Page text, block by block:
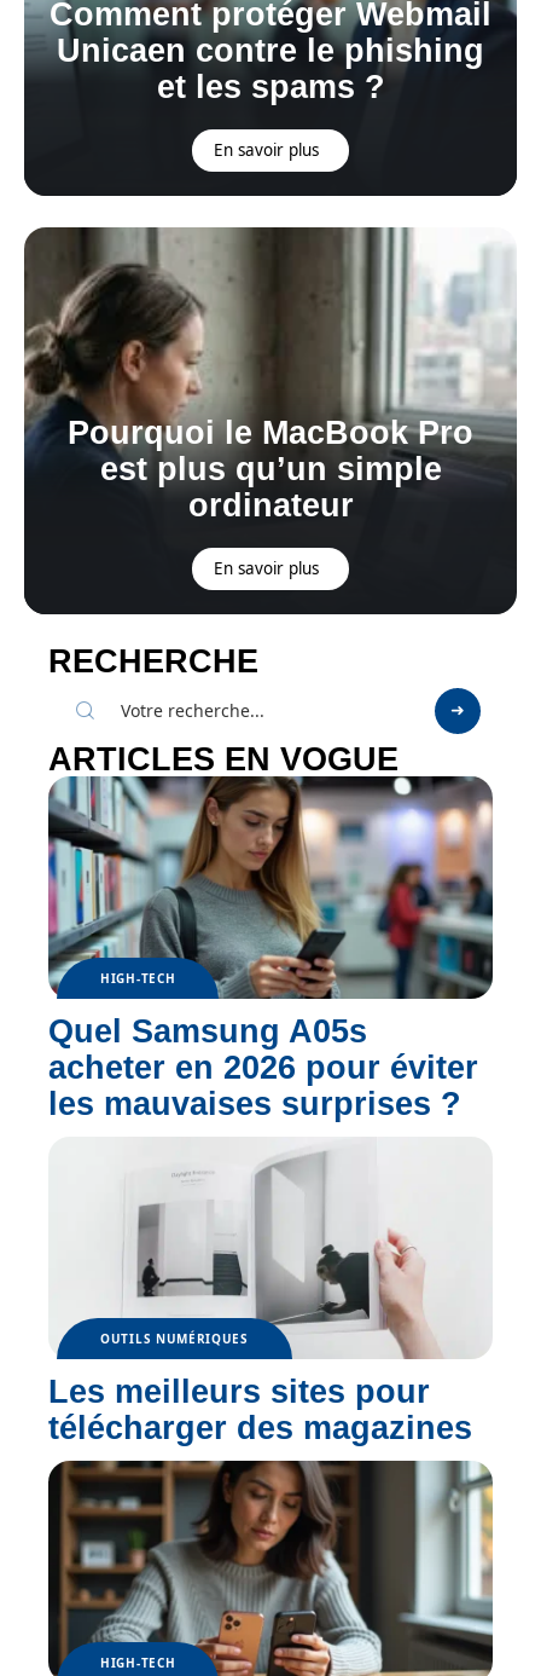
Comment protéger Webmail
Unicaen contre le phishing
et les spams ?
En savoir plus
Pourquoi le MacBook Pro
est plus qu’un simple
ordinateur
En savoir plus
RECHERCHE
ARTICLES EN VOGUE
HIGH-TECH
Quel Samsung A05s
acheter en 2026 pour éviter
les mauvaises surprises ?
OUTILS NUMÉRIQUES
Les meilleurs sites pour
télécharger des magazines
HIGH-TECH